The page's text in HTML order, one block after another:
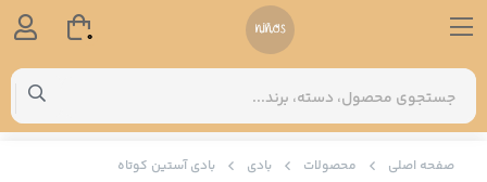
صفحه اصلی محصولات بادی بادی آستین کوتاه
0